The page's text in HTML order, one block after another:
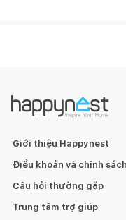
Giới thiệu Happynest
Điều khoản và chính sách
Câu hỏi thường gặp
Trung tâm trợ giúp